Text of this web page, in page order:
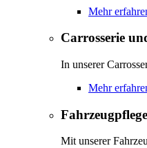
Mehr
Carrosserie
In unserer
Mehr
Fahrzeugpflege
Mit unserer